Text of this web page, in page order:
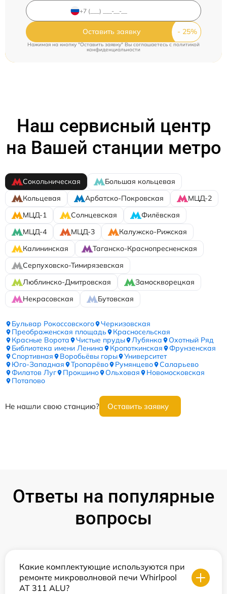
Оставить заявку
Нажимая на кнопку "Оставить заявку" Вы соглашаетесь c политикой
конфиденциальности
Наш сервисный центр
на Вашей станции метро
Сокольническая
Большая кольцевая
Кольцевая
Арбатско-Покровская
МЦД-2
МЦД-1
Солнцевская
Филёвская
МЦД-4
МЦД-3
Калужско-Рижская
Калининская
Таганско-Краснопресненская
Серпуховско-Тимирязевская
Люблинско-Дмитровская
Замоскворецкая
Некрасовская
Бутовская
Бульвар Рокоссовского
Черкизовская
Преображенская площадь
Красносельская
Красные Ворота
Чистые пруды Лубянка
Охотный Ряд
Библиотека имени Ленина
Кропоткинская
Фрунзенская
Спортивная
Воробьёвы горы
Университет
Юго-Западная
Тропарёво Румянцево
Саларьево
Филатов Луг
Прокшино Ольховая
Новомосковская
Потапово
Не нашли свою станцию? Оставить заявку
Ответы на популярные
вопросы
Какие комплектующие используются при
ремонте микроволновой печи Whirlpool
AT 311 ALU?